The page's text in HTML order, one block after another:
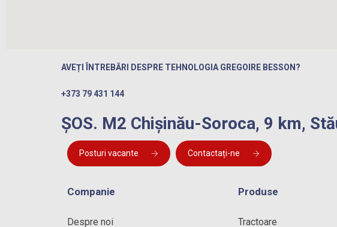
AVEȚI ÎNTREBĂRI DESPRE TEHNOLOGIA GREGOIRE BESSON?
+373 79 431 144
ȘOS. M2 Chișinău-Soroca, 9 km,
Posturi vacante Contactați-ne
Companie
Despre noi
Produse
Tractoare